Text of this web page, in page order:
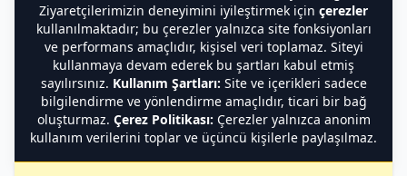
Ziyaretçilerimizin deneyimini iyileştirmek için çerezler
kullanılmaktadır; bu çerezler yalnızca site fonksiyonları
ve performans amaçlıdır, kişisel veri toplamaz. Siteyi
kullanmaya devam ederek bu şartları kabul etmiş
sayılırsınız. Kullanım Şartları: Site ve içerikleri sadece
bilgilendirme ve yönlendirme amaçlıdır, ticari bir bağ
oluşturmaz. Çerez Politikası: Çerezler yalnızca anonim
kullanım verilerini toplar ve üçüncü kişilerle paylaşılmaz.